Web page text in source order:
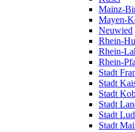
Mainz-
Mayen-
Neuwied
Rhein-
Rhein-
Rhein-
Stadt
Stadt
Stadt
Stadt
Stadt
Stadt